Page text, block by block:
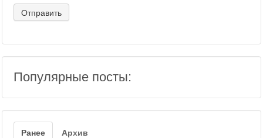
Популярные посты:
Ранее Архив